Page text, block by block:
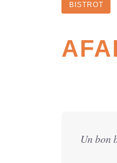
BISTROT
Un bon